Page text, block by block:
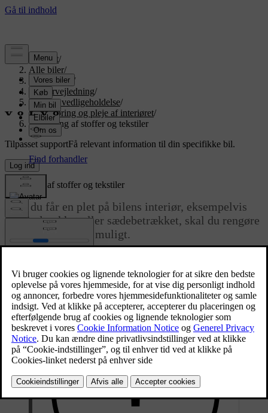
Support/
Alle biler/
EX90 2026 /
Brugervejledning/
Pleje og vedligeholdelse/
Rengøring og pleje af interiøret/
Rengøring af stoffer og tekstiler
Tilpasset supportFå relevant information til din specifikke bil.
Log ind
Rengøring af stoffer og tekstiler
Hvis du får en plet på bilens interiør, eksempelvis
loftsindtrækket eller sædebetrækket, skal du rengøre
det så hurtigt som muligt.